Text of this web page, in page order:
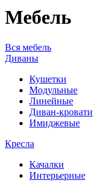
Мебель
Вся мебель
Диваны
Кушетки
Модульные
Линейные
Диван-кровати
Имиджевые
Кресла
Качалки
Интерьерные